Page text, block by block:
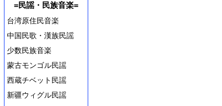
=民謡・民族音楽=
台湾原住民音楽
中国民歌・漢族民謡
少数民族音楽
蒙古モンゴル民謡
西蔵チベット民謡
新疆ウィグル民謡